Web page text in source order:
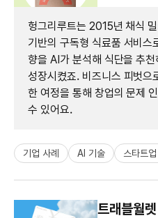
헝그리루트는 2015년 채식
기반의 구독형 식료품 서비스
향을 AI가 분석해 식단을 추
성장시켰죠. 비즈니스 피벗으
한 여정을 통해 창업의 문제
수 있어요.
기업 사례 AI 기술 스타트
트래블월